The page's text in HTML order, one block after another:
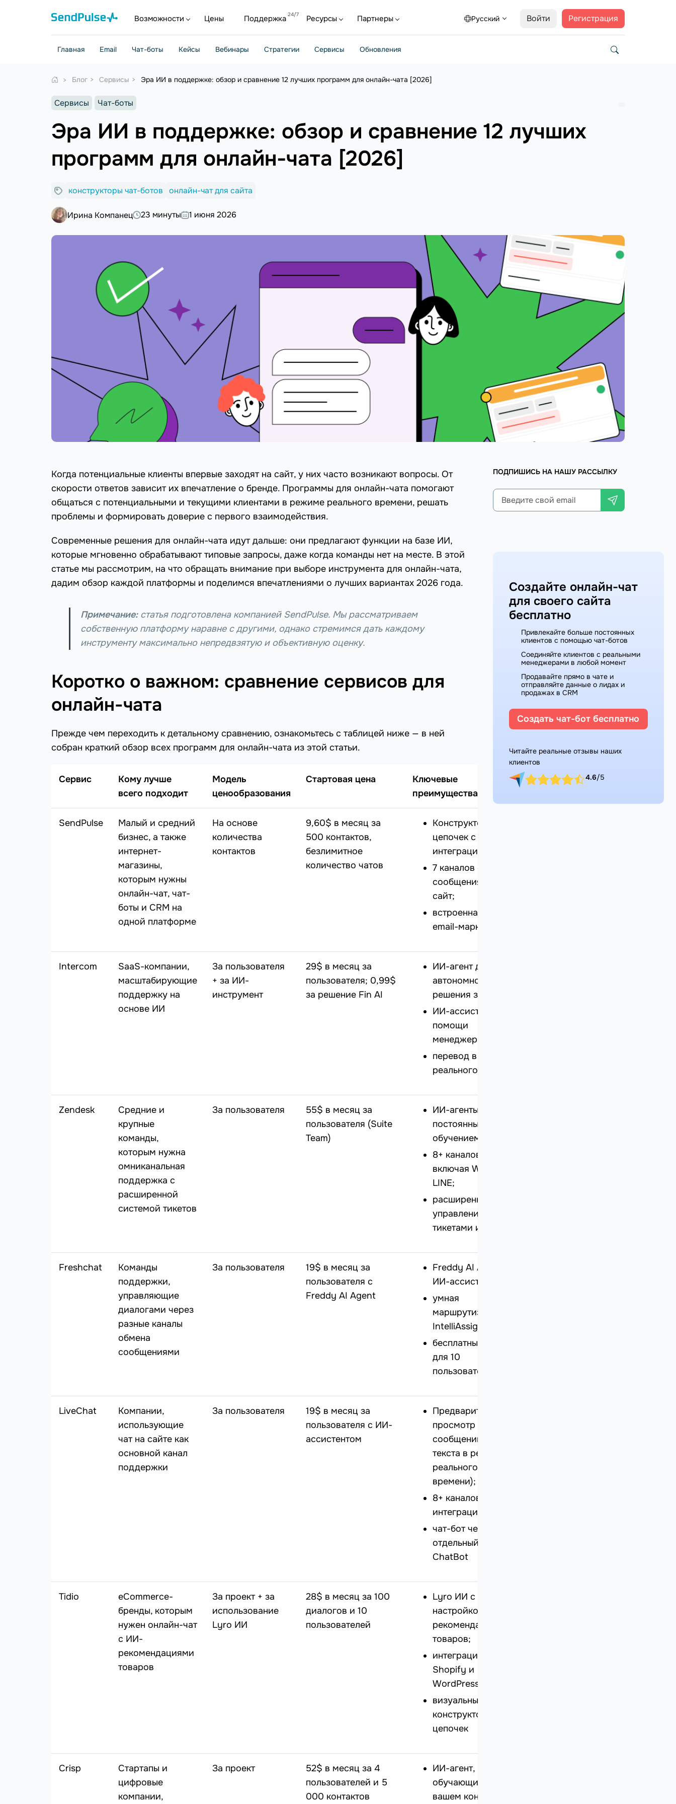
Русский Войти Регистрация
Возможности Цены Поддержка Ресурсы Партнеры
Главная Email Чат-боты Кейсы Вебинары Стратегии Сервисы Обновления
Блог Сервисы Эра ИИ в поддержке: обзор и сравнение 12 лучших программ для онлайн-чата [2026]
Сервисы Чат-боты
Эра ИИ в поддержке: обзор и сравнение 12 лучших
программ для онлайн-чата [2026]
конструкторы чат-ботов онлайн-чат для сайта
Ирина Компанец 23 минуты 1 июня 2026
Когда потенциальные клиенты впервые заходят на сайт, у них часто возникают вопросы. От
скорости ответов зависит их впечатление о бренде. Программы для онлайн-чата помогают
общаться с потенциальными и текущими клиентами в режиме реального времени, решать
проблемы и формировать доверие с первого взаимодействия.
Современные решения для онлайн-чата идут дальше: они предлагают функции на базе ИИ,
которые мгновенно обрабатывают типовые запросы, даже когда команды нет на месте. В этой
статье мы рассмотрим, на что обращать внимание при выборе инструмента для онлайн-чата,
дадим обзор каждой платформы и поделимся впечатлениями о лучших вариантах 2026 года.
Примечание:статья подготовлена компанией SendPulse. Мы рассматриваем
собственную платформу наравне с другими, однако стремимся дать каждому
инструменту максимально непредвзятую и объективную оценку.
Коротко о важном: сравнение сервисов для
онлайн-чата
Прежде чем переходить к детальному сравнению, ознакомьтесь с таблицей ниже — в ней
собран краткий обзор всех программ для онлайн-чата из этой статьи.
Сервис
Кому лучше
всего подходит
Модель
ценообразования
Стартовая цена
Ключевые
преимущества
SendPulse
Малый и средний
бизнес, а также
интернет-
магазины,
которым нужны
онлайн-чат, чат-
боты и CRM на
одной платформе
На основе
количества
контактов
9,60$ в месяц за
500 контактов,
безлимитное
количество чатов
Конструктор ИИ-
цепочек с
интеграцией LLM;
7 каналов обмена
сообщениями +
сайт;
встроенная CRM и
email-маркетинг
Intercom
SaaS-компании,
масштабирующие
поддержку на
основе ИИ
За пользователя
+ за ИИ-
инструмент
29$ в месяц за
пользователя; 0,99$
за решение Fin AI
ИИ-агент для
автономного
решения запросов;
ИИ-ассистент для
помощи
менеджерам;
перевод в режиме
реального времени
Zendesk
Средние и
крупные
команды,
которым нужна
омниканальная
поддержка с
расширенной
системой тикетов
За пользователя
55$ в месяц за
пользователя (Suite
Team)
ИИ-агенты с
постоянным
обучением;
8+ каналов,
включая WeChat и
LINE;
расширенное
управление
тикетами и SLA
Freshchat
Команды
поддержки,
управляющие
диалогами через
разные каналы
обмена
сообщениями
За пользователя
19$ в месяц за
пользователя с
Freddy AI Agent
Freddy AI Agent +
ИИ-ассистент;
умная
маршрутизация
IntelliAssign;
бесплатный тариф
для 10
пользователей
LiveChat
Компании,
использующие
чат на сайте как
основной канал
поддержки
За пользователя
19$ в месяц за
пользователя с ИИ-
ассистентом
Предварительный
просмотр
сообщений (набор
текста в режиме
реального
времени);
8+ каналов через
интеграции;
чат-бот через
отдельный продукт
ChatBot
Tidio
eCommerce-
бренды, которым
нужен онлайн-чат
с ИИ-
рекомендациями
товаров
За проект + за
использование
Lyro ИИ
28$ в месяц за 100
диалогов и 10
пользователей
Lyro ИИ с
настройкой и
рекомендациями
товаров;
интеграция с
Shopify и
WordPress;
визуальный
конструктор
цепочек
Crisp
Стартапы и
цифровые
компании,
За проект
52$ в месяц за 4
пользователей и 5
000 контактов
ИИ-агент,
обучающийся на
вашем контенте;
ПОДПИШИСЬ НА НАШУ РАССЫЛКУ
Создайте онлайн-чат
для своего сайта
бесплатно
Привлекайте больше постоянных
клиентов с помощью чат-ботов
Соединяйте клиентов с реальными
менеджерами в любой момент
Продавайте прямо в чате и
отправляйте данные о лидах и
продажах в CRM
Создать чат-бот бесплатно
Читайте реальные отзывы наших
клиентов
4.6/5